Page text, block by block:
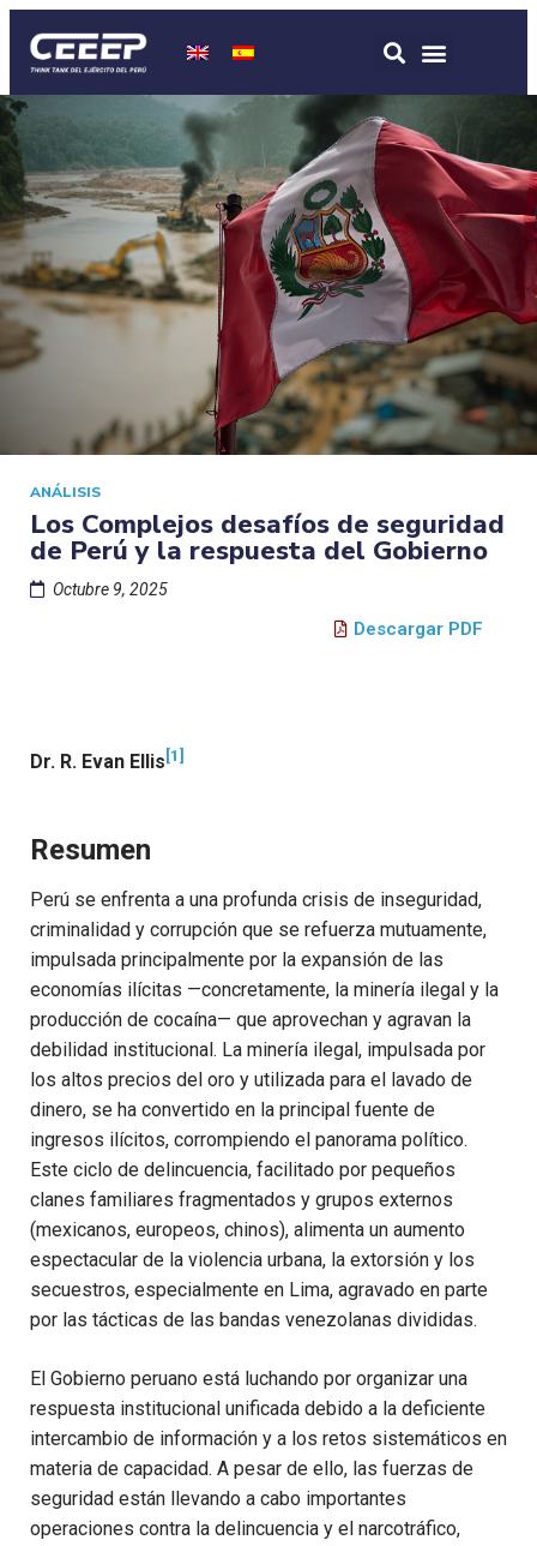
ANÁLISIS
Los Complejos desafíos de seguridad
de Perú y la respuesta del Gobierno
Octubre 9, 2025
Descargar PDF
Dr. R. Evan Ellis [1]
Resumen
Perú se enfrenta a una profunda crisis de inseguridad,
criminalidad y corrupción que se refuerza mutuamente,
impulsada principalmente por la expansión de las
economías ilícitas —concretamente, la minería ilegal y la
producción de cocaína— que aprovechan y agravan la
debilidad institucional. La minería ilegal, impulsada por
los altos precios del oro y utilizada para el lavado de
dinero, se ha convertido en la principal fuente de
ingresos ilícitos, corrompiendo el panorama político.
Este ciclo de delincuencia, facilitado por pequeños
clanes familiares fragmentados y grupos externos
(mexicanos, europeos, chinos), alimenta un aumento
espectacular de la violencia urbana, la extorsión y los
secuestros, especialmente en Lima, agravado en parte
por las tácticas de las bandas venezolanas divididas.
El Gobierno peruano está luchando por organizar una
respuesta institucional unificada debido a la deficiente
intercambio de información y a los retos sistemáticos en
materia de capacidad. A pesar de ello, las fuerzas de
seguridad están llevando a cabo importantes
operaciones contra la delincuencia y el narcotráfico,